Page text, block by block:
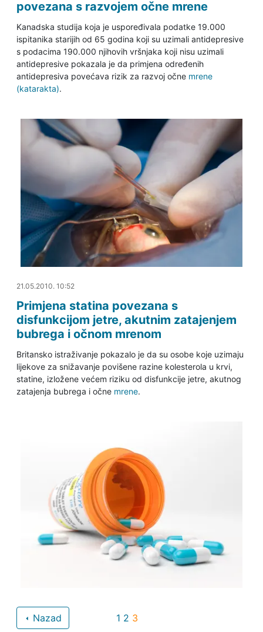
povezana s razvojem očne mrene
Kanadska studija koja je uspoređivala podatke 19.000
ispitanika starijih od 65 godina koji su uzimali antidepresive
s podacima 190.000 njihovih vršnjaka koji nisu uzimali
antidepresive pokazala je da primjena određenih
antidepresiva povećava rizik za razvoj očne mrene
(katarakta).
20.06.2011. 22:38
21.05.2010. 10:52
Primjena statina povezana s
disfunkcijom jetre, akutnim zatajenjem
bubrega i očnom mrenom
Britansko istraživanje pokazalo je da su osobe koje uzimaju
lijekove za snižavanje povišene razine kolesterola u krvi,
statine, izložene većem riziku od disfunkcije jetre, akutnog
zatajenja bubrega i očne mrene.
Nazad 1 2 3